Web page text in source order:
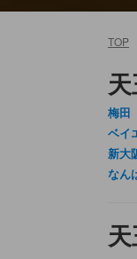
TOP
梅田
ベイ
新大
なん